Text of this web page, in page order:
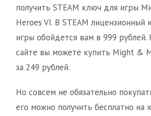
получить STEAM ключ для игры
Heroes VI. В STEAM лицензионный
игры обойдется вам в 999
сайте вы можете купить Might &
за 249 рублей.
Но совсем не обязательно
его можно получить бесплатно на